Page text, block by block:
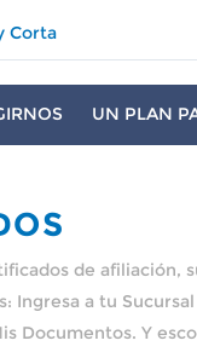
Corta
UN PLAN
de afiliación,
a tu
Documentos. Y